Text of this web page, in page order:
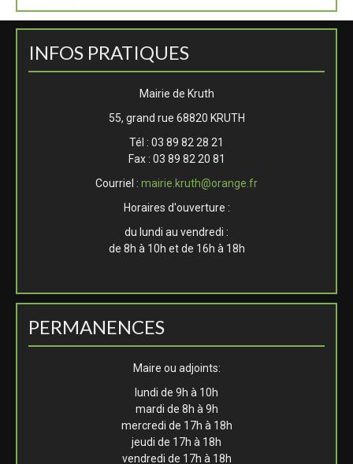
INFOS PRATIQUES
Mairie de Kruth
55, grand rue 68820 KRUTH
Tél : 03 89 82 28 21
Fax : 03 89 82 20 81
Courriel : mairie.kruth@orange.fr
Horaires d'ouverture :
du lundi au vendredi :
de 8h à 10h et de 16h à 18h
PERMANENCES
Maire ou adjoints:
lundi de 9h à 10h
mardi de 8h à 9h
mercredi de 17h à 18h
jeudi de 17h à 18h
vendredi de 17h à 18h